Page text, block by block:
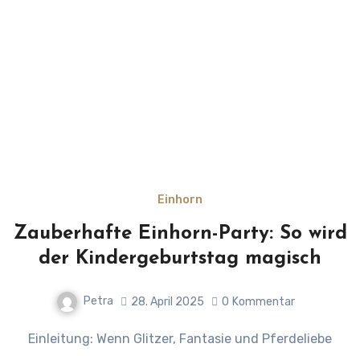
Einhorn
Zauberhafte Einhorn-Party: So wird
der Kindergeburtstag magisch
Petra 28. April 2025 0 Kommentar
Einleitung: Wenn Glitzer, Fantasie und Pferdeliebe